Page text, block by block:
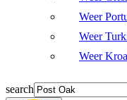
Weer
Weer
Weer
search